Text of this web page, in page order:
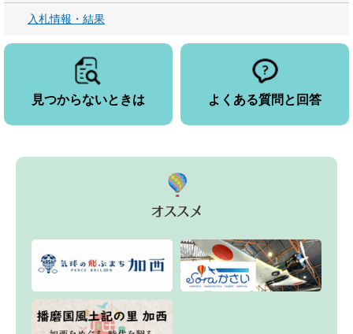
入札情報・結果
見つからないときは よくある質問と回答